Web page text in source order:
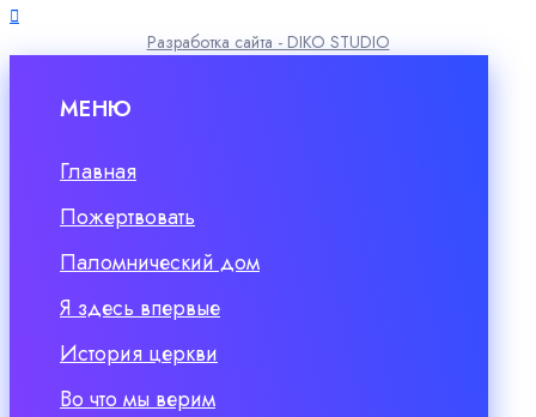
Разработка сайта - DIKO STUDIO
МЕНЮ
Главная
Пожертвовать
Паломнический дом
Я здесь впервые
История церкви
Во что мы верим